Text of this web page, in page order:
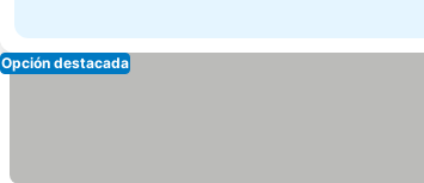
Opción destacada